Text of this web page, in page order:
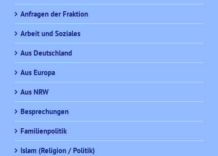
Anfragen der Fraktion
Arbeit und Soziales
Aus Deutschland
Aus Europa
Aus NRW
Besprechungen
Familienpolitik
Islam (Religion / Politik)